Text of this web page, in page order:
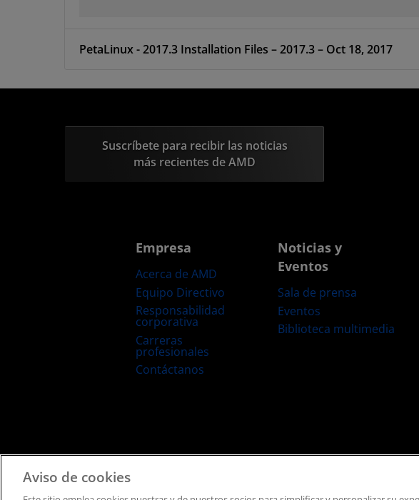
PetaLinux - 2017.3 Installation Files – 2017.3 – Oct 18, 2017
Suscríbete para recibir las noticias
más recientes de AMD
Empresa
Acerca de AMD
Equipo Directivo
Responsabilidad
corporativa
Carreras
profesionales
Contáctanos
Noticias y
Eventos
Sala de prensa
Eventos
Biblioteca multimedia
Términos y Condiciones
Aviso de cookies